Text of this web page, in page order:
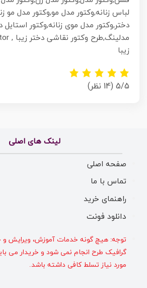
لباس زنانه,وکتور مدل مو,وکتور مدل مو
دختر,وکتور مدل موی زنانه,وکتور استایل
زیبا
5/5 (14 نظر)
لینک های اصلی
صفحه اصلی
تماس با ما
راهنمای خرید
دانلود فونت
توجه: هیچ گونه خدمات آموزش، ویرایش
گرافیک طرح انجام نمی شود و خریدار می
مورد نیاز تسلط کافی داشته باشد.